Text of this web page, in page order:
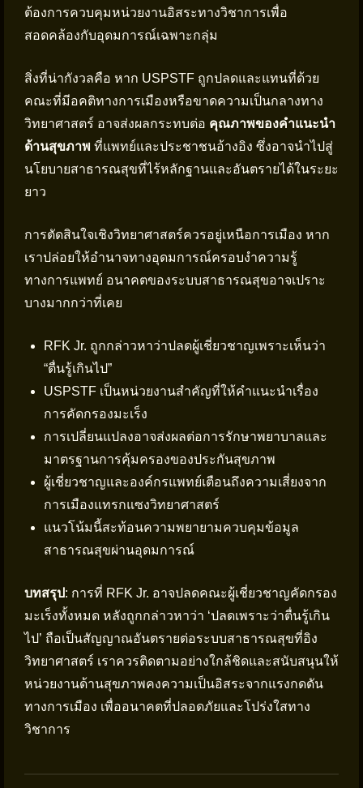
ต้องการควบคุมหน่วยงานอิสระทางวิชาการเพื่อ
สอดคล้องกับอุดมการณ์เฉพาะกลุ่ม
สิ่งที่น่ากังวลคือ หาก USPSTF ถูกปลดและแทนที่ด้วย
คณะที่มีอคติทางการเมืองหรือขาดความเป็นกลางทาง
วิทยาศาสตร์ อาจส่งผลกระทบต่อ คุณภาพของคำแนะนำ
ด้านสุขภาพ ที่แพทย์และประชาชนอ้างอิง ซึ่งอาจนำไปสู่
นโยบายสาธารณสุขที่ไร้หลักฐานและอันตรายได้ในระยะ
ยาว
การตัดสินใจเชิงวิทยาศาสตร์ควรอยู่เหนือการเมือง หาก
เราปล่อยให้อำนาจทางอุดมการณ์ครอบงำความรู้
ทางการแพทย์ อนาคตของระบบสาธารณสุขอาจเปราะ
บางมากกว่าที่เคย
RFK Jr. ถูกกล่าวหาว่าปลดผู้เชี่ยวชาญเพราะเห็นว่า
“ตื่นรู้เกินไป”
USPSTF เป็นหน่วยงานสำคัญที่ให้คำแนะนำเรื่อง
การคัดกรองมะเร็ง
การเปลี่ยนแปลงอาจส่งผลต่อการรักษาพยาบาลและ
มาตรฐานการคุ้มครองของประกันสุขภาพ
ผู้เชี่ยวชาญและองค์กรแพทย์เตือนถึงความเสี่ยงจาก
การเมืองแทรกแซงวิทยาศาสตร์
แนวโน้มนี้สะท้อนความพยายามควบคุมข้อมูล
สาธารณสุขผ่านอุดมการณ์
บทสรุป: การที่ RFK Jr. อาจปลดคณะผู้เชี่ยวชาญคัดกรอง
มะเร็งทั้งหมด หลังถูกกล่าวหาว่า ‘ปลดเพราะว่าตื่นรู้เกิน
ไป’ ถือเป็นสัญญาณอันตรายต่อระบบสาธารณสุขที่อิง
วิทยาศาสตร์ เราควรติดตามอย่างใกล้ชิดและสนับสนุนให้
หน่วยงานด้านสุขภาพคงความเป็นอิสระจากแรงกดดัน
ทางการเมือง เพื่ออนาคตที่ปลอดภัยและโปร่งใสทาง
วิชาการ